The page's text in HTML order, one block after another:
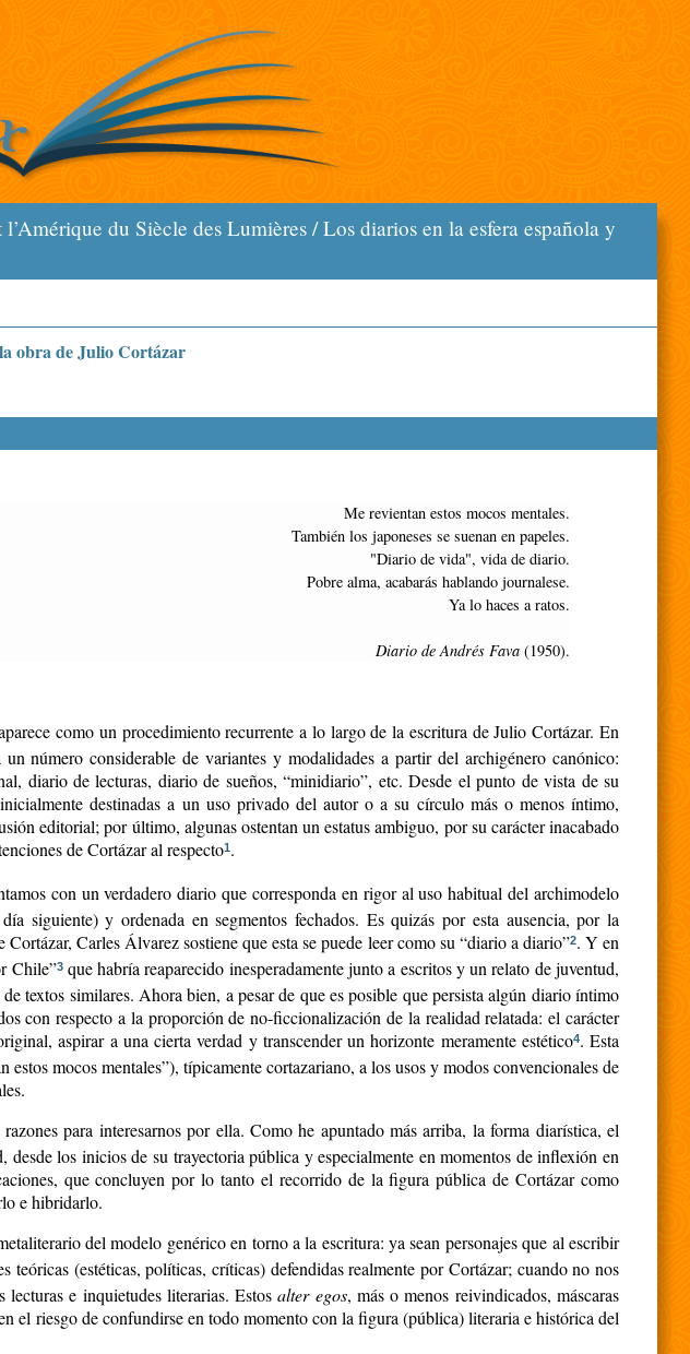
du Siècle des Lumières / Los diarios en la esfera española y
obra de Julio Cortázar
Me revientan estos mocos mentales.
También los japoneses se suenan en papeles.
"Diario de vida", vida de diario.
Pobre alma, acabarás hablando journalese.
Ya lo haces a ratos.
Diario de Andrés Fava (1950).
como un procedimiento recurrente a lo largo de la escritura de Julio Cortázar. En
número considerable de variantes y modalidades a partir del archigénero canónico:
diario de lecturas, diario de sueños, “minidiario”, etc. Desde el punto de vista de su
destinadas a un uso privado del autor o a su círculo más o menos íntimo,
editorial; por último, algunas ostentan un estatus ambiguo, por su carácter inacabado
de Cortázar al respecto1.
con un verdadero diario que corresponda en rigor al uso habitual del archimodelo
siguiente) y ordenada en segmentos fechados. Es quizás por esta ausencia, por la
Cortázar, Carles Álvarez sostiene que esta se puede leer como su “diario a diario”2. Y en
Chile”3que habría reaparecido inesperadamente junto a escritos y un relato de juventud,
textos similares. Ahora bien, a pesar de que es posible que persista algún diario íntimo
con respecto a la proporción de no-ficcionalización de la realidad relatada: el carácter
aspirar a una cierta verdad y transcender un horizonte meramente estético4. Esta
mocos mentales”), típicamente cortazariano, a los usos y modos convencionales de
para interesarnos por ella. Como he apuntado más arriba, la forma diarística, el
los inicios de su trayectoria pública y especialmente en momentos de inflexión en
que concluyen por lo tanto el recorrido de la figura pública de Cortázar como
e hibridarlo.
del modelo genérico en torno a la escritura: ya sean personajes que al escribir
teóricas (estéticas, políticas, críticas) defendidas realmente por Cortázar; cuando no nos
lecturas e inquietudes literarias. Estosalter egos, más o menos reivindicados, máscaras
el riesgo de confundirse en todo momento con la figura (pública) literaria e histórica del